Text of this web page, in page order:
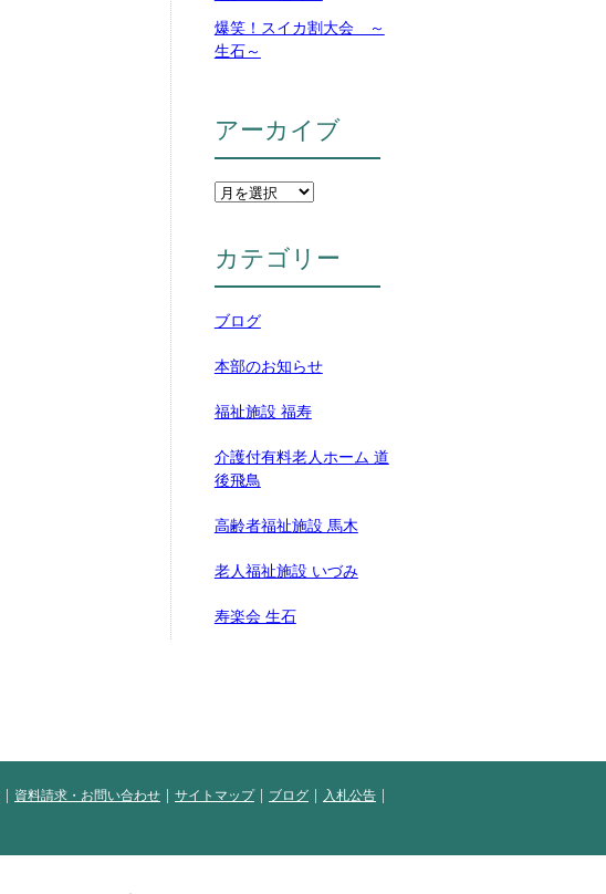
爆笑！スイカ割大会 ～
生石～
アーカイブ
カテゴリー
ブログ
本部のお知らせ
福祉施設 福寿
介護付有料老人ホーム 道
後飛鳥
高齢者福祉施設 馬木
老人福祉施設 いづみ
寿楽会 生石
資料請求・お問い合わせ サイトマップ ブログ
入札公告